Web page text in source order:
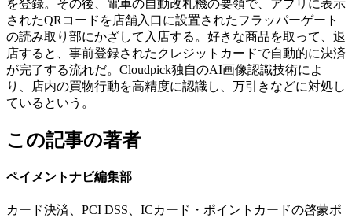
を登録。その後、電車の自動改札機の要領で、アプリに表示
されたQRコードを店舗入口に設置されたフラッパーゲート
の読み取り部にかざして入店する。好きな商品を取って、退
店すると、事前登録されたクレジットカードで自動的に決済
が完了する流れだ。Cloudpick独自のAI画像認識技術によ
り、店内の買物行動を高精度に認識し、万引きなどに対処し
ているという。
この記事の著者
ペイメントナビ編集部
カード決済、PCI DSS、ICカード・ポイントカードの啓蒙ポ